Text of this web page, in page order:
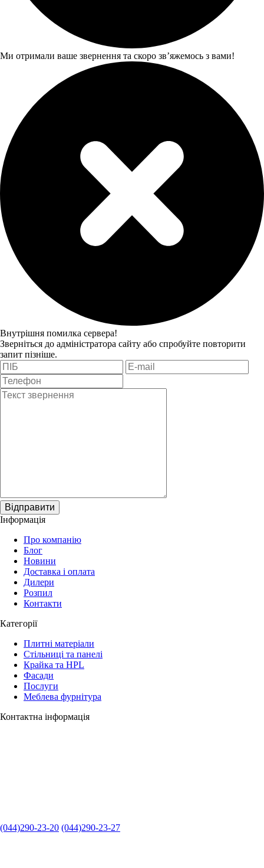
Ми отримали ваше звернення та скоро звʼяжемось з вами!
Внутрішня помилка сервера!
Зверніться до адміністратора сайту або спробуйте повторити
запит пізніше.
Відправити
Інформація
Про компанію
Блог
Новини
Доставка і оплата
Дилери
Розпил
Контакти
Категорії
Плитні матеріали
Стільниці та панелі
Крайка та HPL
Фасади
Послуги
Меблева фурнітура
Контактна інформація
(044)290-23-20 (044)290-23-27